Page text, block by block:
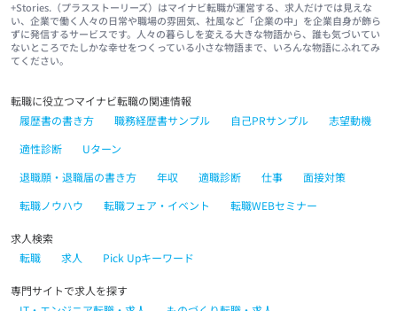
+Stories.（プラスストーリーズ）はマイナビ転職が運営する、求人だけでは見えな
い、企業で働く人々の日常や職場の雰囲気、社風など「企業の中」を企業自身が飾ら
ずに発信するサービスです。人々の暮らしを変える大きな物語から、誰も気づいてい
ないところでたしかな幸せをつくっている小さな物語まで、いろんな物語にふれてみ
てください。
転職に役立つマイナビ転職の関連情報
履歴書の書き方
職務経歴書サンプル 自己PRサンプル
志望動機
適性診断
Uターン
退職願・退職届の書き方
年収 適職診断 仕事
面接対策
転職ノウハウ
転職フェア・イベント 転職WEBセミナー
求人検索
転職
求人 Pick Upキーワード
専門サイトで求人を探す